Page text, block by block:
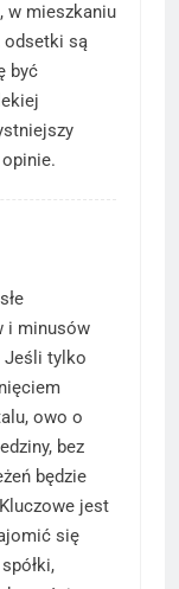
w mieszkaniu
odsetki są
być
i minusów
Jeśli tylko
owo o
bez
będzie
jest
się